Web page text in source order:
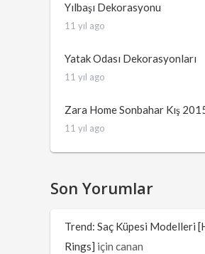
Yılbaşı Dekorasyonu
11 yıl ago
Yatak Odası Dekorasyonları
11 yıl ago
Zara Home Sonbahar Kış
11 yıl ago
Son Yorumlar
Trend: Saç Küpesi Modelleri
Rings] içincanan